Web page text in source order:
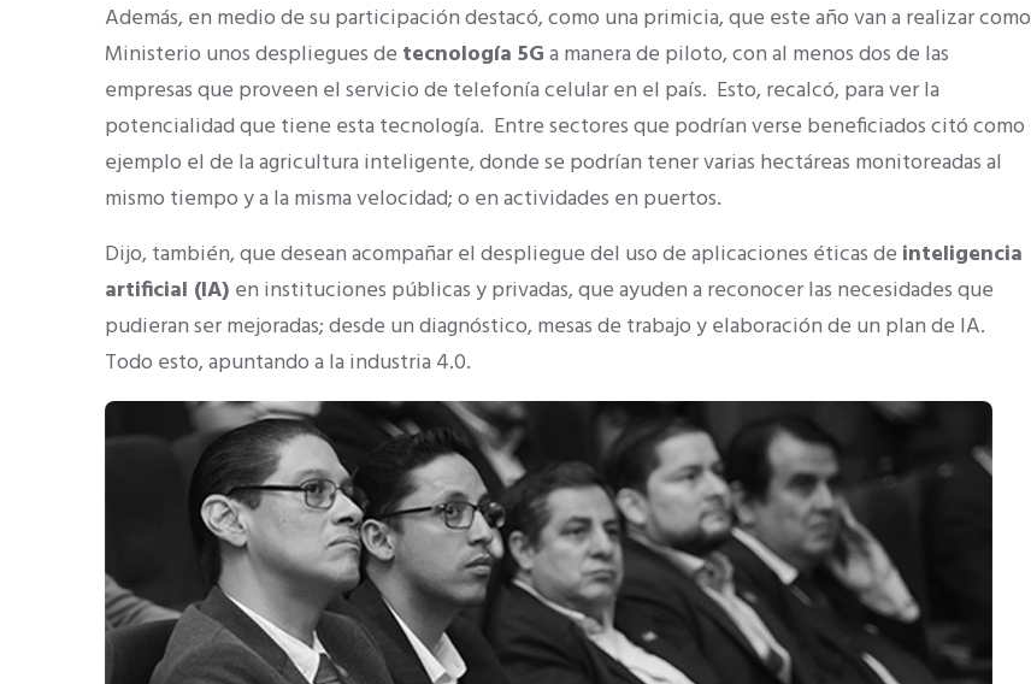
Además, en medio de su participación destacó, como una primicia, que este año van a realizar como
Ministerio unos despliegues de tecnología 5Ga manera de piloto, con al menos dos de las
empresas que proveen el servicio de telefonía celular en el país. Esto, recalcó, para ver la
potencialidad que tiene esta tecnología. Entre sectores que podrían verse beneficiados citó como
ejemplo el de la agricultura inteligente, donde se podrían tener varias hectáreas monitoreadas al
mismo tiempo y a la misma velocidad; o en actividades en puertos.
Dijo, también, que desean acompañar el despliegue del uso de aplicaciones éticas de inteligencia
artificial (IA) en instituciones públicas y privadas, que ayuden a reconocer las necesidades que
pudieran ser mejoradas; desde un diagnóstico, mesas de trabajo y elaboración de un plan de IA.
Todo esto, apuntando a la industria 4.0.